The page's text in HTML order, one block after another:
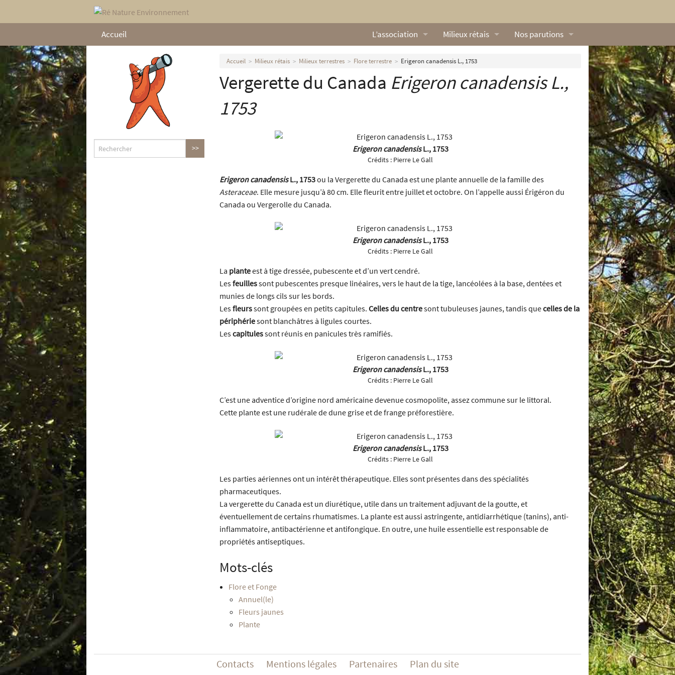
Accueil L’association
Qui sommes nous ?
Nos missions
Nos partenaires
Actualités
Milieux rétais
Lexique
Galerie rétaise
Nos parutions
L’Œillet des dunes
Vidéos naturalistes de Ré Nature
Accueil Milieux rétais Milieux terrestres Flore terrestre Erigeron canadensis L., 1753
Vergerette du Canada Erigeron canadensisL.,
1753
Erigeron canadensisL., 1753
Crédits : Pierre Le Gall
Erigeron canadensisL., 1753ou la Vergerette du Canada est une plante annuelle de la famille des
Asteraceae. Elle mesure jusqu’à 80 cm. Elle fleurit entre juillet et octobre. On l’appelle aussi Érigéron du
Canada ou Vergerolle du Canada.
Erigeron canadensisL., 1753
Crédits : Pierre Le Gall
La planteest à tige dressée, pubescente et d’un vert cendré.
Lesfeuillessont pubescentes presque linéaires, vers le haut de la tige, lancéolées à la base, dentées et
munies de longs cils sur les bords.
Lesfleurssont groupées en petits capitules. Celles du centresont tubuleuses jaunes, tandis quecelles de la
périphériesont blanchâtres à ligules courtes.
Lescapitulessont réunis en panicules très ramifiés.
Erigeron canadensisL., 1753
Crédits : Pierre Le Gall
C’est une adventice d’origine nord américaine devenue cosmopolite, assez commune sur le littoral.
Cette plante est une rudérale de dune grise et de frange préforestière.
Erigeron canadensisL., 1753
Crédits : Pierre Le Gall
Les parties aériennes ont un intérêt thérapeutique. Elles sont présentes dans des spécialités
pharmaceutiques.
La vergerette du Canada est un diurétique, utile dans un traitement adjuvant de la goutte, et
éventuellement de certains rhumatismes. La plante est aussi astringente, antidiarrhétique (tanins), anti-
inflammatoire, antibactérienne et antifongique. En outre, une huile essentielle est responsable de
propriétés antiseptiques.
Mots-clés
Flore et Fonge
Annuel(le)
Fleurs jaunes
Plante
Contacts Mentions légales Partenaires Plan du site